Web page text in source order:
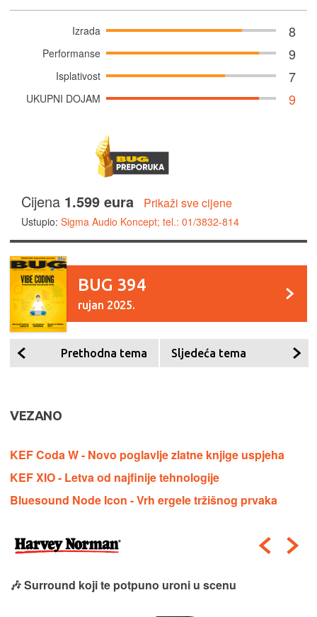
Izrada 8
Performanse 9
Isplativost 7
UKUPNI DOJAM 9
Cijena 1.599 eura Prikaži sve cijene
Ustupio: Sigma Audio Koncept; tel.: 01/3832-814
BUG 394
rujan 2025.
Prethodna tema Sljedeća tema
VEZANO
KEF Coda W - Novo poglavlje zlatne knjige uspjeha
KEF XIO - Letva od najfinije tehnologije
Bluesound Node Icon - Vrh ergele tržišnog prvaka
🎶 Surround koji te potpuno uroni u scenu